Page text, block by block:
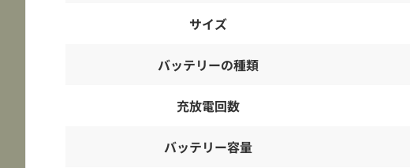
サイズ
バッテリーの種類
充放電回数
バッテリー容量